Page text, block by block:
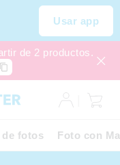
Usar app
de 2 productos.
de fotos Foto con